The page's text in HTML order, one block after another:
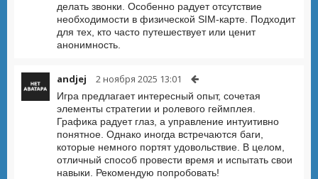
делать звонки. Особенно радует отсутствие
необходимости в физической SIM-карте. Подходит
для тех, кто часто путешествует или ценит
анонимность.
andjej 2 ноября 2025 13:01
Игра предлагает интересный опыт, сочетая
элементы стратегии и ролевого геймплея.
Графика радует глаз, а управление интуитивно
понятное. Однако иногда встречаются баги,
которые немного портят удовольствие. В целом,
отличный способ провести время и испытать свои
навыки. Рекомендую попробовать!